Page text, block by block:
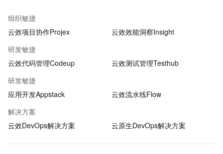
组织敏捷
云效项目协作Projex
云效效能洞察Insight
研发敏捷
云效代码管理Codeup
云效测试管理Testhub
研发敏捷
应用开发Appstack
云效流水线Flow
解决方案
云效DevOps解决方案
云原生DevOps解决方案